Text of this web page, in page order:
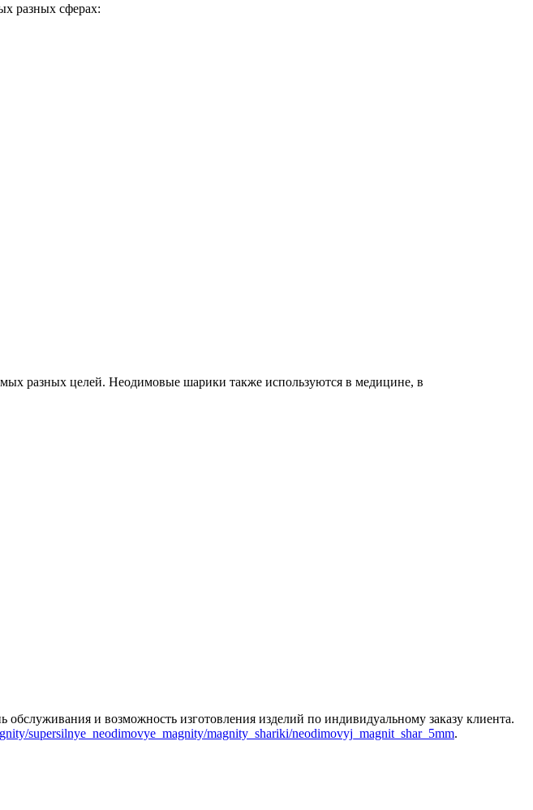
разных сферах:
разных целей. Неодимовые шарики также используются в медицине, в
и возможность изготовления изделий по индивидуальному заказу клиента.
supersilnye_neodimovye_magnity/magnity_shariki/neodimovyj_magnit_shar_5mm.